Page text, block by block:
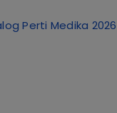
Perti Medika 2026